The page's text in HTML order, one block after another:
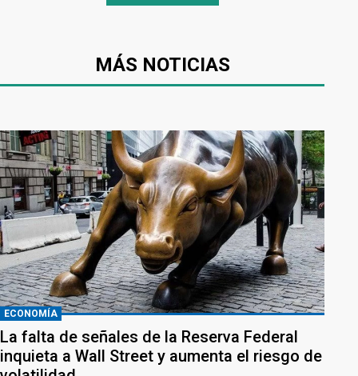
MÁS NOTICIAS
ECONOMÍA
La falta de señales de la Reserva Federal
inquieta a Wall Street y aumenta el riesgo de